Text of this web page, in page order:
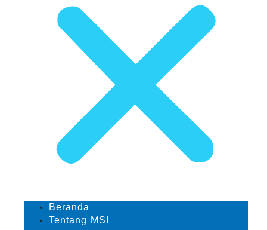
Beranda
Tentang MSI